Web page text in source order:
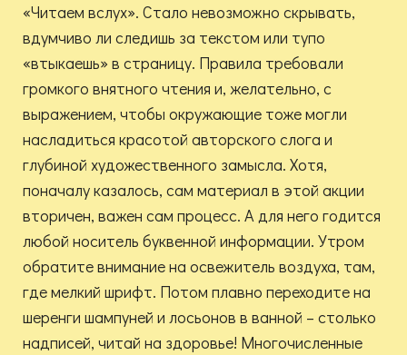
«Читаем вслух». Стало невозможно скрывать,
вдумчиво ли следишь за текстом или тупо
«втыкаешь» в страницу. Правила требовали
громкого внятного чтения и, желательно, с
выражением, чтобы окружающие тоже могли
насладиться красотой авторского слога и
глубиной художественного замысла. Хотя,
поначалу казалось, сам материал в этой акции
вторичен, важен сам процесс. А для него годится
любой носитель буквенной информации. Утром
обратите внимание на освежитель воздуха, там,
где мелкий шрифт. Потом плавно переходите на
шеренги шампуней и лосьонов в ванной – столько
надписей, читай на здоровье! Многочисленные